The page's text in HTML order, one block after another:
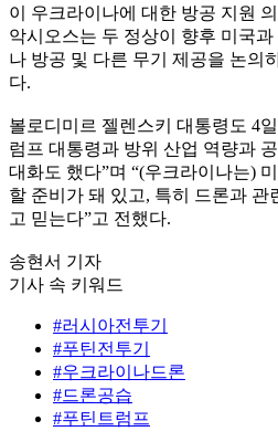
이 우크라이나에 대한 방공 지원
악시오스는 두 정상이 향후 미국
나 방공 및 다른 무기 제공을 논의
다.
볼로디미르 젤렌스키 대통령도 4
럼프 대통령과 방위 산업 역량과
대화도 했다”며 “(우크라이나는)
할 준비가 돼 있고, 특히 드론과
고 믿는다”고 전했다.
송현서 기자
기사 속 키워드
#러시아전투기
#푸틴전투기
#우크라이나드론
#드론공습
#푸틴트럼프